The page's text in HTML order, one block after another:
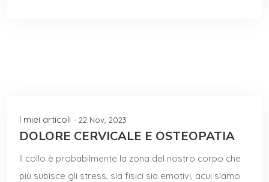
I miei articoli - 22 Nov, 2023
DOLORE CERVICALE E OSTEOPATIA
Il collo è probabilmente la zona del nostro corpo che
più subisce gli stress, sia fisici sia emotivi, acui siamo